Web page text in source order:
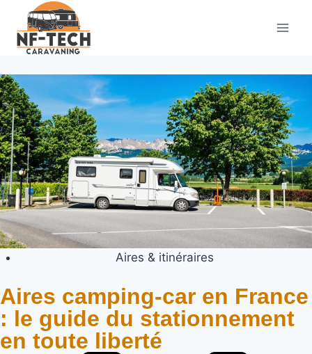
Aires & itinéraires
Aires camping-car en France
: le guide du stationnement
en toute liberté